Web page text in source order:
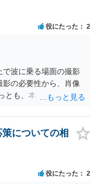
等から判断されま
ことは、違法性を認
害となるわけではあ
デザイナーの利用規約
面の複製・SNS掲載
お勧めします。すでに
してから削除を求め
役にたった 2
で波に乗る場面の撮影
の必要性から、肖像
とも、本人の同意前に
ず、事前同意を取得
又は本人のアカウント
すまし購入・転売が行
ありません。しか
を検出しても販売を
の対策を怠ったとし
についての相
役にたった 2